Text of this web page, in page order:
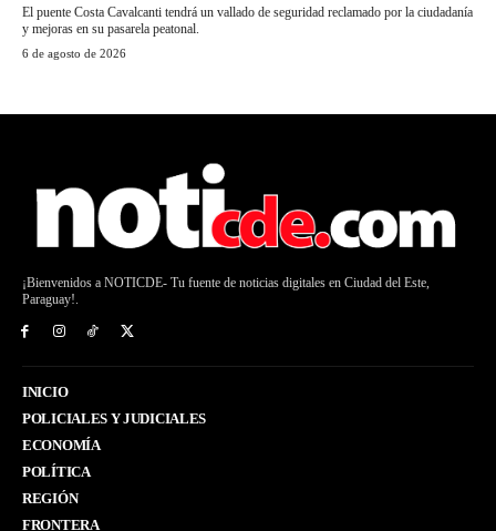
El puente Costa Cavalcanti tendrá un vallado de seguridad reclamado por la ciudadanía
y mejoras en su pasarela peatonal.
6 de agosto de 2026
¡Bienvenidos a NOTICDE- Tu fuente de noticias digitales en Ciudad del Este,
Paraguay!.
INICIO
POLICIALES Y JUDICIALES
ECONOMÍA
POLÍTICA
REGIÓN
FRONTERA